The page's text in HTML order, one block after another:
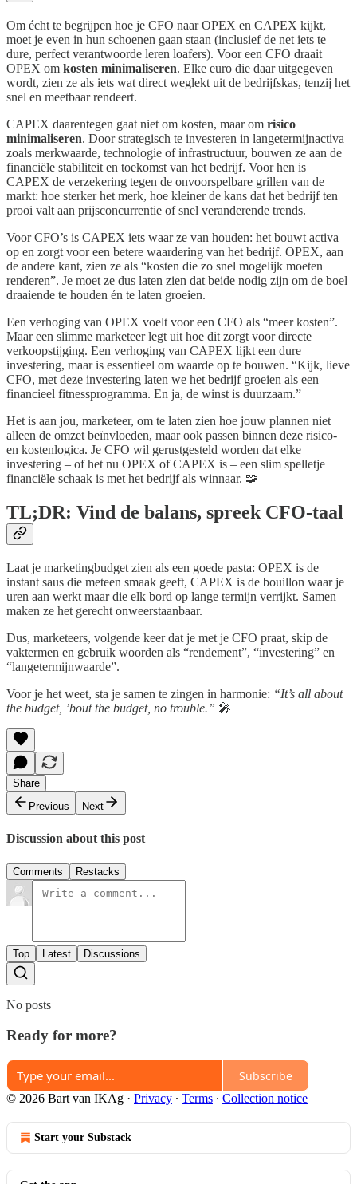
Om écht te begrijpen hoe je CFO naar OPEX en CAPEX kijkt,
moet je even in hun schoenen gaan staan (inclusief de net iets te
dure, perfect verantwoorde leren loafers). Voor een CFO draait
OPEX om kosten minimaliseren. Elke euro die daar uitgegeven
wordt, zien ze als iets wat direct weglekt uit de bedrijfskas, tenzij het
snel en meetbaar rendeert.
CAPEX daarentegen gaat niet om kosten, maar om risico
minimaliseren. Door strategisch te investeren in langetermijnactiva
zoals merkwaarde, technologie of infrastructuur, bouwen ze aan de
financiële stabiliteit en toekomst van het bedrijf. Voor hen is
CAPEX de verzekering tegen de onvoorspelbare grillen van de
markt: hoe sterker het merk, hoe kleiner de kans dat het bedrijf ten
prooi valt aan prijsconcurrentie of snel veranderende trends.
Voor CFO’s is CAPEX iets waar ze van houden: het bouwt activa
op en zorgt voor een betere waardering van het bedrijf. OPEX, aan
de andere kant, zien ze als “kosten die zo snel mogelijk moeten
renderen”. Je moet ze dus laten zien dat beide nodig zijn om de boel
draaiende te houden én te laten groeien.
Een verhoging van OPEX voelt voor een CFO als “meer kosten”.
Maar een slimme marketeer legt uit hoe dit zorgt voor directe
verkoopstijging. Een verhoging van CAPEX lijkt een dure
investering, maar is essentieel om waarde op te bouwen. “Kijk, lieve
CFO, met deze investering laten we het bedrijf groeien als een
financieel fitnessprogramma. En ja, de winst is duurzaam.”
Het is aan jou, marketeer, om te laten zien hoe jouw plannen niet
alleen de omzet beïnvloeden, maar ook passen binnen deze risico-
en kostenlogica. Je CFO wil gerustgesteld worden dat elke
investering – of het nu OPEX of CAPEX is – een slim spelletje
financiële schaak is met het bedrijf als winnaar. 🧩
TL;DR: Vind de balans, spreek CFO-taal
Laat je marketingbudget zien als een goede pasta: OPEX is de
instant saus die meteen smaak geeft, CAPEX is de bouillon waar je
uren aan werkt maar die elk bord op lange termijn verrijkt. Samen
maken ze het gerecht onweerstaanbaar.
Dus, marketeers, volgende keer dat je met je CFO praat, skip de
vaktermen en gebruik woorden als “rendement”, “investering” en
“langetermijnwaarde”.
Voor je het weet, sta je samen te zingen in harmonie: “It’s all about
the budget, ’bout the budget, no trouble.” 🎤
Share
Previous
Next
Discussion about this post
Comments Restacks
Top Latest Discussions
No posts
Ready for more?
Subscribe
© 2026 Bart van IKAg · Privacy ∙ Terms ∙ Collection notice
Start your Substack